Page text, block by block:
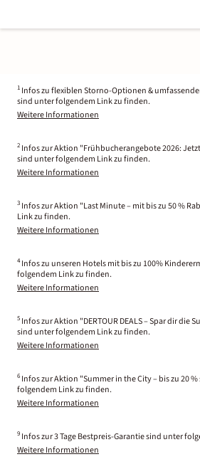
1 Infos zu flexiblen Storno-Optionen &
sind unter folgendem Link zu finden.
Weitere Informationen
2 Infos zur Aktion "Frühbucherangebote 2026:
sind unter folgendem Link zu finden.
Weitere Informationen
3 Infos zur Aktion "Last Minute – mit bis zu 50 %
Link zu finden.
Weitere Informationen
4 Infos zu unseren Hotels mit bis zu 100%
folgendem Link zu finden.
Weitere Informationen
5 Infos zur Aktion "DERTOUR DEALS – Spar dir die
sind unter folgendem Link zu finden.
Weitere Informationen
6 Infos zur Aktion "Summer in the City – bis zu 20
folgendem Link zu finden.
Weitere Informationen
9 Infos zur 3 Tage Bestpreis-Garantie sind unter
Weitere Informationen